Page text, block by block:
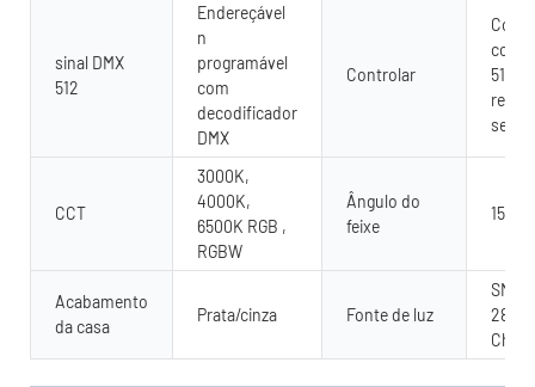
sinal DMX
512
Endereçável
n
programável
com
decodificador
DMX
Controlar
512
sem
CCT
3000K,
4000K,
6500K RGB ,
RGBW
Ângulo do
feixe
Acabamento
da casa
Prata/cinza Fonte de luz
SMD/
Chip